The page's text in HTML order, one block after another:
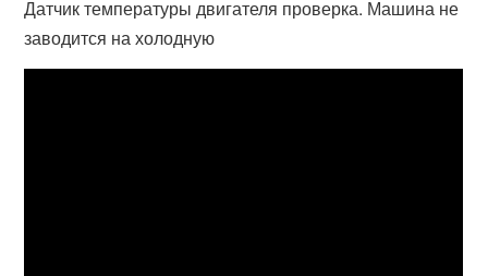
Датчик температуры двигателя проверка. Машина не
заводится на холодную